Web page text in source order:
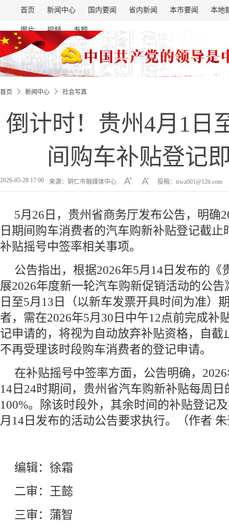
首页 新闻中心 国内要闻 省内新闻 本市要闻 本地
图片 视频 专题
首页 新闻中心 社会写真
倒计时！贵州4月1日
间购车补贴登记
2026-05-28 17:00 来源：铜仁市融媒体中心 投稿：trwz001@126.com
5月26日，贵州省商务厅发布公告，明确
日期间购车消费者的汽车购新补贴登记截止
补贴摇号中签率相关事项。
公告指出，根据2026年5月14日发布的《
展2026年度新一轮汽车购新促销活动的公告
日至5月13日（以新车发票开具时间为准）
者，需在2026年5月30日中午12点前完成补
记申请的，将视为自动放弃补贴资格，自截
不再受理该时段购车消费者的登记申请。
在补贴摇号中签率方面，公告明确，
14日24时期间，贵州省汽车购新补贴每周
100%。除该时段外，其余时间的补贴登记
月14日发布的活动公告要求执行。（作者
编辑：徐霜
二审：王懿
三审：蒲智